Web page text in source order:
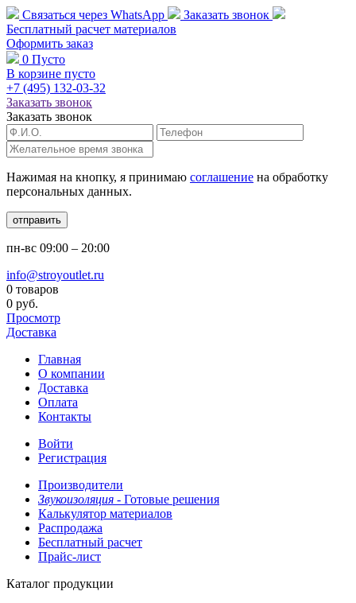
Связаться через WhatsApp
Заказать звонок
Бесплатный расчет материалов
Оформить заказ
0 Пусто
В корзине пусто
+7 (495) 132-03-32
Заказать звонок
Заказать звонок
Нажимая на кнопку, я принимаю соглашение на обработку
персональных данных.
отправить
пн-вс 09:00 – 20:00
info@stroyoutlet.ru
0 товаров
0 руб.
Просмотр
Доставка
Главная
О компании
Доставка
Оплата
Контакты
Войти
Регистрация
Производители
Звукоизоляция - Готовые решения
Калькулятор материалов
Распродажа
Бесплатный расчет
Прайс-лист
Каталог продукции